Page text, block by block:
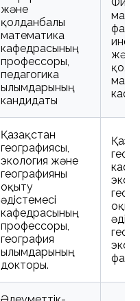
және
қолданбалы
математика
кафедрасының
профессоры,
педагогика
ғылымдарының
кандидаты
және
Қазақстан
географиясы,
экология және
географияны
оқыту
әдістемесі
кафедрасының
профессоры,
география
ғылымдарының
докторы.